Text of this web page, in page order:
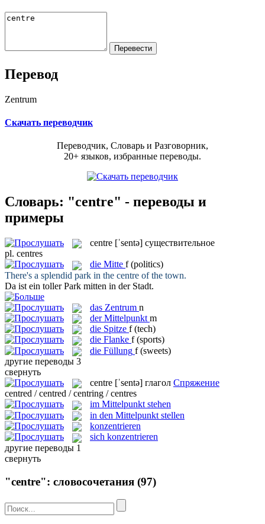
Перевод
Zentrum
Скачать переводчик
Переводчик, Словарь и Разговорник,
20+ языков, избранные переводы.
Словарь: "centre" - переводы и
примеры
centre [ˈsentə] существительное
pl. centres
die Mitte f (politics)
There's a splendid park in the centre of the town.
Da ist ein toller Park mitten in der Stadt.
das Zentrum n
derMittelpunkt m
die Spitze f (tech)
die Flanke f (sports)
die Füllung f (sweets)
другие переводы 3
свернуть
centre [ˈsentə] глагол Спряжение
centred / centred / centring / centres
im Mittelpunkt stehen
in den Mittelpunkt stellen
konzentrieren
sich konzentrieren
другие переводы 1
свернуть
"centre": словосочетания (97)